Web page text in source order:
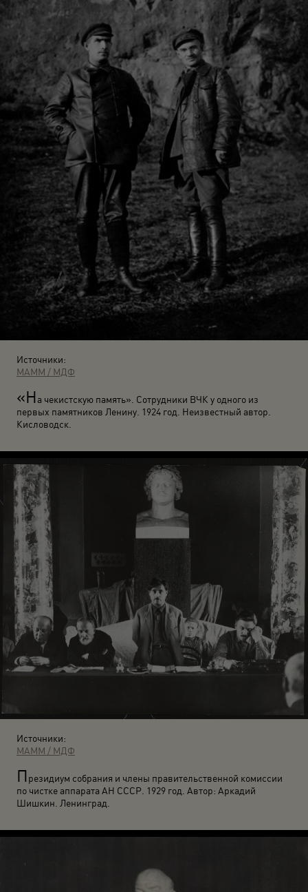
Источники:
МАММ / МДФ
«На чекистскую память». Сотрудники ВЧК у одного из
первых памятников Ленину. 1924 год. Неизвестный автор.
Кисловодск.
Источники:
МАММ / МДФ
Президиум собрания и члены правительственной комиссии
по чистке аппарата АН СССР. 1929 год. Автор: Аркадий
Шишкин. Ленинград.